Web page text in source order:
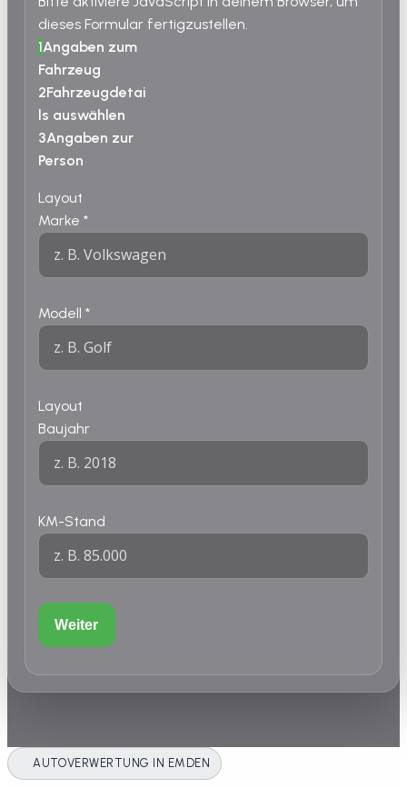
dieses Formular fertigzustellen.
1Angaben zum
Fahrzeug
2Fahrzeugdetai
ls auswählen
3Angaben zur
Person
Layout
Marke *
Modell *
Layout
Baujahr
KM-Stand
Weiter
AUTOVERWERTUNG IN EMDEN